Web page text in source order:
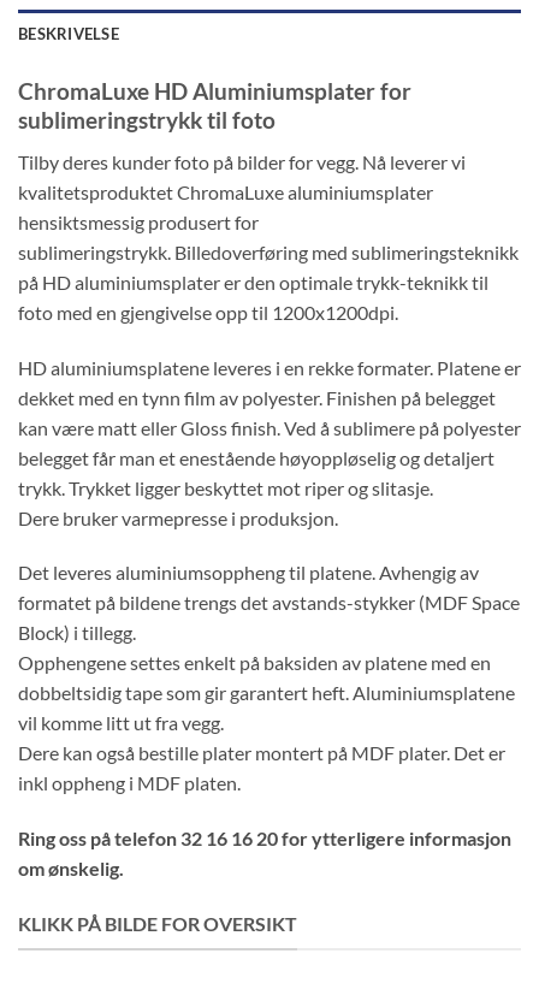
BESKRIVELSE
ChromaLuxe HD Aluminiumsplater for
sublimeringstrykk til foto
Tilby deres kunder foto på bilder for vegg. Nå leverer vi
kvalitetsproduktet ChromaLuxe aluminiumsplater
hensiktsmessig produsert for
sublimeringstrykk. Billedoverføring med sublimeringsteknikk
på HD aluminiumsplater er den optimale trykk-teknikk til
foto med en gjengivelse opp til 1200x1200dpi.
HD aluminiumsplatene leveres i en rekke formater. Platene er
dekket med en tynn film av polyester. Finishen på belegget
kan være matt eller Gloss finish. Ved å sublimere på polyester
belegget får man et enestående høyoppløselig og detaljert
trykk. Trykket ligger beskyttet mot riper og slitasje.
Dere bruker varmepresse i produksjon.
Det leveres aluminiumsoppheng til platene. Avhengig av
formatet på bildene trengs det avstands-stykker (MDF Space
Block) i tillegg.
Opphengene settes enkelt på baksiden av platene med en
dobbeltsidig tape som gir garantert heft. Aluminiumsplatene
vil komme litt ut fra vegg.
Dere kan også bestille plater montert på MDF plater. Det er
inkl oppheng i MDF platen.
Ring oss på telefon 32 16 16 20 for ytterligere informasjon
om ønskelig.
KLIKK PÅ BILDE FOR OVERSIKT